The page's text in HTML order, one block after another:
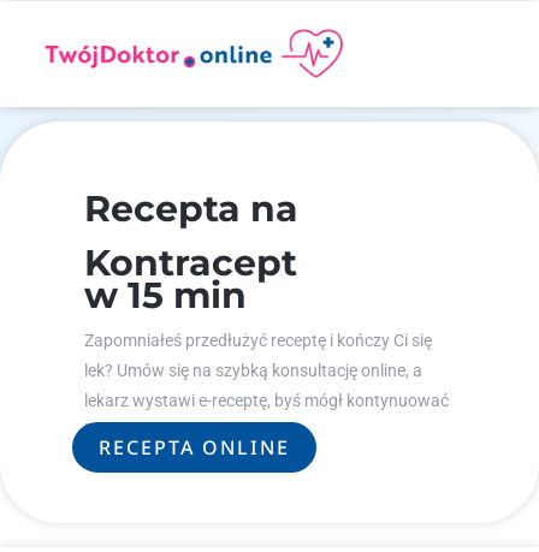
Recepta na
Kontracept
w 15 min
Zapomniałeś przedłużyć receptę i kończy Ci się
lek? Umów się na szybką konsultację online, a
lekarz wystawi e-receptę, byś mógł kontynuować
leczenie.
RECEPTA ONLINE